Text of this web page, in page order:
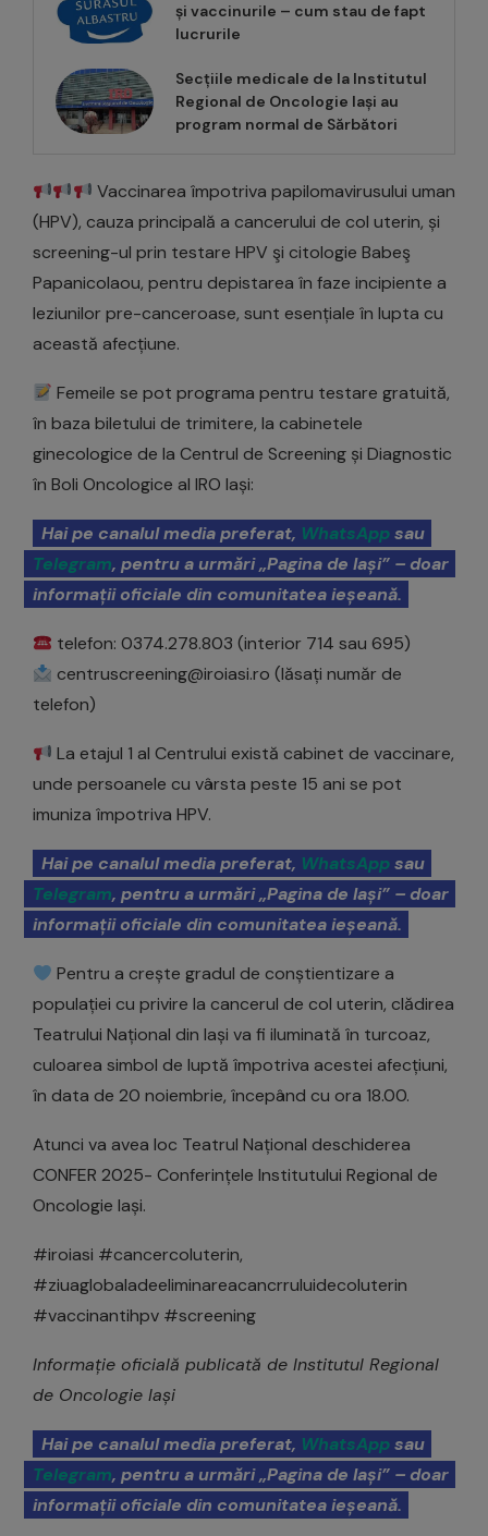
și vaccinurile – cum stau de fapt
lucrurile
Secțiile medicale de la Institutul
Regional de Oncologie Iași au
program normal de Sărbători
Vaccinarea împotriva papilomavirusului uman
(HPV), cauza principală a cancerului de col uterin, și
screening-ul prin testare HPV şi citologie Babeş
Papanicolaou, pentru depistarea în faze incipiente a
leziunilor pre-canceroase, sunt esențiale în lupta cu
această afecțiune.
Femeile se pot programa pentru testare gratuită,
în baza biletului de trimitere, la cabinetele
ginecologice de la Centrul de Screening și Diagnostic
în Boli Oncologice al IRO Iași:
Hai pe canalul media preferat, WhatsAppsau
Telegram, pentru a urmări „Pagina de Iași” – doar
informații oficiale din comunitatea ieșeană.
telefon: 0374.278.803 (interior 714 sau 695)
centruscreening@iroiasi.ro (lăsați număr de
telefon)
La etajul 1 al Centrului există cabinet de vaccinare,
unde persoanele cu vârsta peste 15 ani se pot
imuniza împotriva HPV.
Hai pe canalul media preferat, WhatsAppsau
Telegram, pentru a urmări „Pagina de Iași” – doar
informații oficiale din comunitatea ieșeană.
Pentru a crește gradul de conștientizare a
populației cu privire la cancerul de col uterin, clădirea
Teatrului Național din Iași va fi iluminată în turcoaz,
culoarea simbol de luptă împotriva acestei afecțiuni,
în data de 20 noiembrie, începând cu ora 18.00.
Atunci va avea loc Teatrul Național deschiderea
CONFER 2025- Conferințele Institutului Regional de
Oncologie Iași.
#iroiasi #cancercoluterin,
#ziuaglobaladeeliminareacancrruluidecoluterin
#vaccinantihpv #screening
Informație oficială publicată de Institutul Regional
de Oncologie Iași
Hai pe canalul media preferat, WhatsAppsau
Telegram, pentru a urmări „Pagina de Iași” – doar
informații oficiale din comunitatea ieșeană.